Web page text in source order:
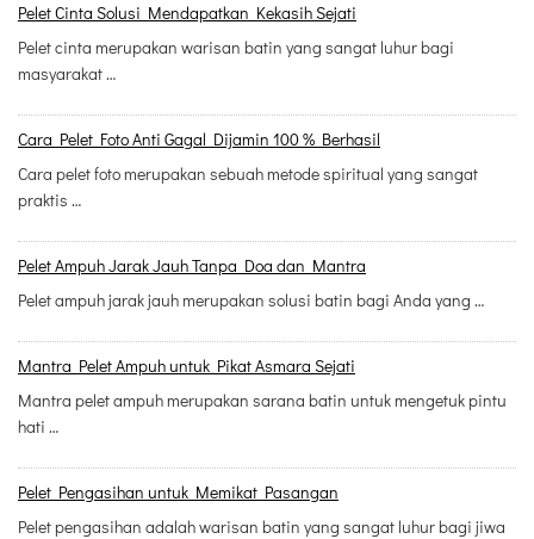
Pelet Cinta Solusi Mendapatkan Kekasih Sejati
Pelet cinta merupakan warisan batin yang sangat luhur bagi
masyarakat …
Cara Pelet Foto Anti Gagal Dijamin 100 % Berhasil
Cara pelet foto merupakan sebuah metode spiritual yang sangat
praktis …
Pelet Ampuh Jarak Jauh Tanpa Doa dan Mantra
Pelet ampuh jarak jauh merupakan solusi batin bagi Anda yang …
Mantra Pelet Ampuh untuk Pikat Asmara Sejati
Mantra pelet ampuh merupakan sarana batin untuk mengetuk pintu
hati …
Pelet Pengasihan untuk Memikat Pasangan
Pelet pengasihan adalah warisan batin yang sangat luhur bagi jiwa